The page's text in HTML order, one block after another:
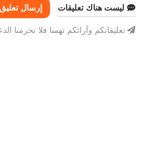
ليست هناك تعليقات إرسال تعليق
تعليقاتكم وآرائكم تهمنا فلا تحرمنا